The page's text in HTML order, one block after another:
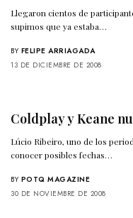
Llegaron cientos de
supimos que ya estaba…
BY FELIPE ARRIAGADA
13 DE DICIEMBRE DE 2008
Coldplay y Keane
Lúcio Ribeiro, uno de los
conocer posibles fechas…
BY POTQ MAGAZINE
30 DE NOVIEMBRE DE 2008